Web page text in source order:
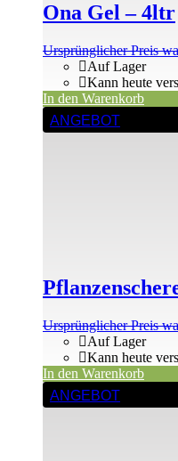
Ona Gel – 4ltr
Ursprünglicher Preis
Auf Lager
Kann heute
In den Warenkorb
ANGEBOT
Ursprünglicher Preis
Auf Lager
Kann heute
In den Warenkorb
ANGEBOT